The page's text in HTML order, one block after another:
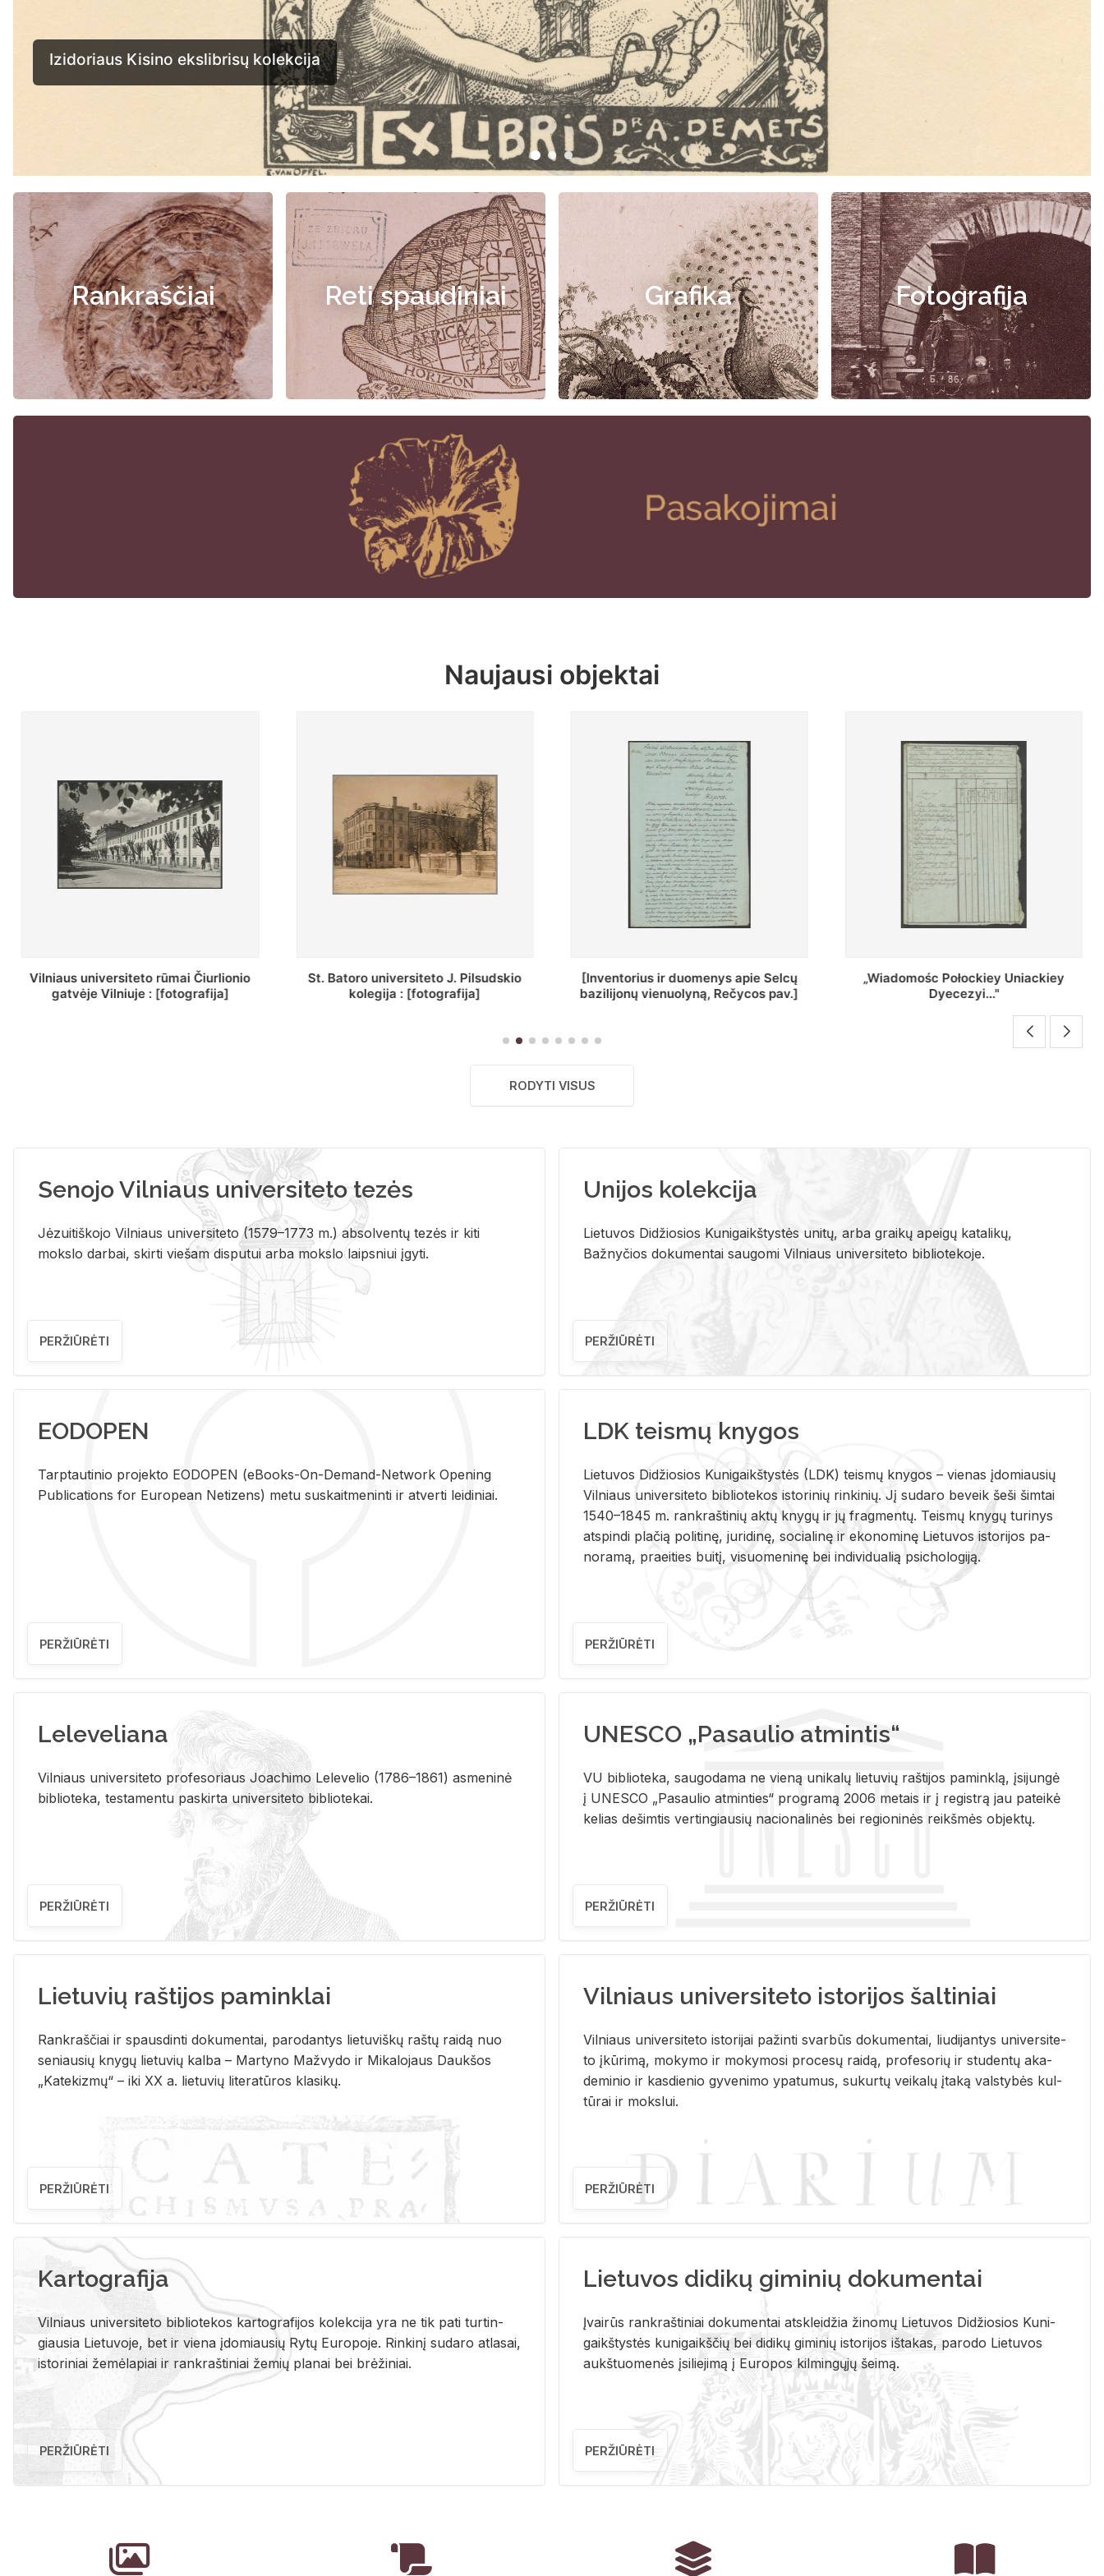
Rankraščiai Reti spaudiniai Grafika Fotografija
Naujausi objektai
St. Batoro universiteto J. Pilsudskio
kolegija : [fotografija]
[Inventorius ir duomenys apie Selcų
bazilijonų vienuolyną, Rečycos pav.]
„Wiadomośc Połockiey Uniackiey
Dyecezyi..."
Regestr Parochow Dekanatu
Brzeskiego
RODYTI VISUS
Senojo Vilniaus universiteto tezės
Jėzuitiškojo Vilniaus universiteto (1579–1773 m.) absolventų tezės ir kiti
mokslo darbai, skirti viešam disputui arba mokslo laipsniui įgyti.
PERŽIŪRĖTI
Unijos kolekcija
Lietuvos Didžiosios Kunigaikštystės unitų, arba graikų apeigų katalikų,
Bažnyčios dokumentai saugomi Vilniaus universiteto bibliotekoje.
PERŽIŪRĖTI
EODOPEN
Tarp­tau­ti­nio pro­jek­to EO­DO­PEN (eBo­oks-On-De­mand-Ne­twork Ope­ning
Pub­li­ca­tions for Eu­ro­pe­an Ne­ti­zens) metu su­skait­me­nin­ti ir at­ver­ti lei­di­niai.
PERŽIŪRĖTI
LDK teismų knygos
Lie­tu­vos Di­džio­sios Ku­ni­gaikš­tys­tės (LDK) teis­mų kny­gos – vie­nas įdo­miau­sių
Vil­niaus uni­ver­si­te­to bi­b­lio­te­kos is­to­ri­nių rin­ki­nių. Jį su­da­ro be­veik šeši šim­tai
1540–1845 m. rank­raš­ti­nių aktų kny­gų ir jų frag­men­tų. Teis­mų kny­gų tu­ri­nys
at­spin­di pla­čią po­li­ti­nę, ju­ri­di­nę, so­cia­li­nę ir eko­no­mi­nę Lie­tu­vos is­to­ri­jos pa­
no­ra­mą, pra­ei­ties bui­tį, vi­suo­me­ni­nę bei in­di­vi­dua­lią psi­cho­lo­gi­ją.
PERŽIŪRĖTI
Leleveliana
Vil­niaus uni­ver­si­te­to pro­fe­so­riaus Jo­a­chi­mo Le­le­ve­lio (1786–1861) as­me­ni­nė
bi­b­lio­te­ka, te­sta­men­tu pa­skir­ta uni­ver­si­te­to bi­b­lio­te­kai.
PERŽIŪRĖTI
UNESCO „Pasaulio atmintis“
VU biblioteka, saugodama ne vieną unikalų lietuvių raštijos paminklą, įsijungė
į UNESCO „Pasaulio atminties“ programą 2006 metais ir į registrą jau pateikė
kelias dešimtis vertingiausių nacionalinės bei regioninės reikšmės objektų.
PERŽIŪRĖTI
Lietuvių raštijos paminklai
Rank­raš­čiai ir spaus­din­ti do­ku­men­tai, pa­ro­dan­tys lie­tu­viš­kų raš­tų rai­dą nuo
se­niau­sių kny­gų lie­tu­vių kal­ba – Mar­ty­no Ma­žvy­do ir Mi­ka­lo­jaus Dauk­šos
„Ka­te­kiz­mų“ – iki XX a. lie­tu­vių li­te­ra­tū­ros kla­si­kų.
PERŽIŪRĖTI
Vilniaus universiteto istorijos šaltiniai
Vil­niaus uni­ver­si­te­to is­to­ri­jai pa­žin­ti svar­būs do­ku­men­tai, liu­di­jan­tys uni­ver­si­te­
to įkū­ri­mą, mo­ky­mo ir mo­ky­mo­si pro­ce­sų rai­dą, pro­fe­so­rių ir stu­den­tų aka­
de­mi­nio ir kas­die­nio gy­ve­ni­mo ypa­tu­mus, su­kur­tų vei­ka­lų įta­ką vals­ty­bės kul­
tū­rai ir moks­lui.
PERŽIŪRĖTI
Kartografija
Vil­niaus uni­ver­si­te­to bi­b­lio­te­kos kar­to­gra­fi­jos ko­lek­ci­ja yra ne tik pati tur­tin­
giau­sia Lie­tu­vo­je, bet ir vie­na įdo­miau­sių Rytų Eu­ro­po­je. Rin­ki­nį su­da­ro at­la­sai,
is­to­ri­niai že­mė­la­piai ir rank­raš­ti­niai že­mių pla­nai bei brė­ži­niai.
PERŽIŪRĖTI
Lietuvos didikų giminių dokumentai
Įvai­rūs rank­raš­ti­niai do­ku­men­tai at­sklei­džia ži­no­mų Lie­tu­vos Di­džio­sios Ku­ni­
gaikš­tys­tės ku­ni­gaikš­čių bei di­di­kų gi­mi­nių is­to­ri­jos iš­ta­kas, pa­ro­do Lie­tu­vos
aukš­tuo­me­nės įsi­lie­ji­mą į Eu­ro­pos kil­min­gų­jų šei­mą.
PERŽIŪRĖTI